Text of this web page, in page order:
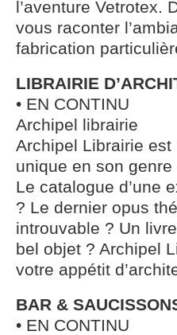
l’aventure Vetrotex.
vous raconter
fabrication
LIBRAIRIE
• EN CONTINU
Archipel librairie
Archipel Librairie
unique en son
Le catalogue d’une
? Le dernier opus
introuvable ? Un
bel objet ? Archipel
votre appétit
BAR &
• EN CONTINU